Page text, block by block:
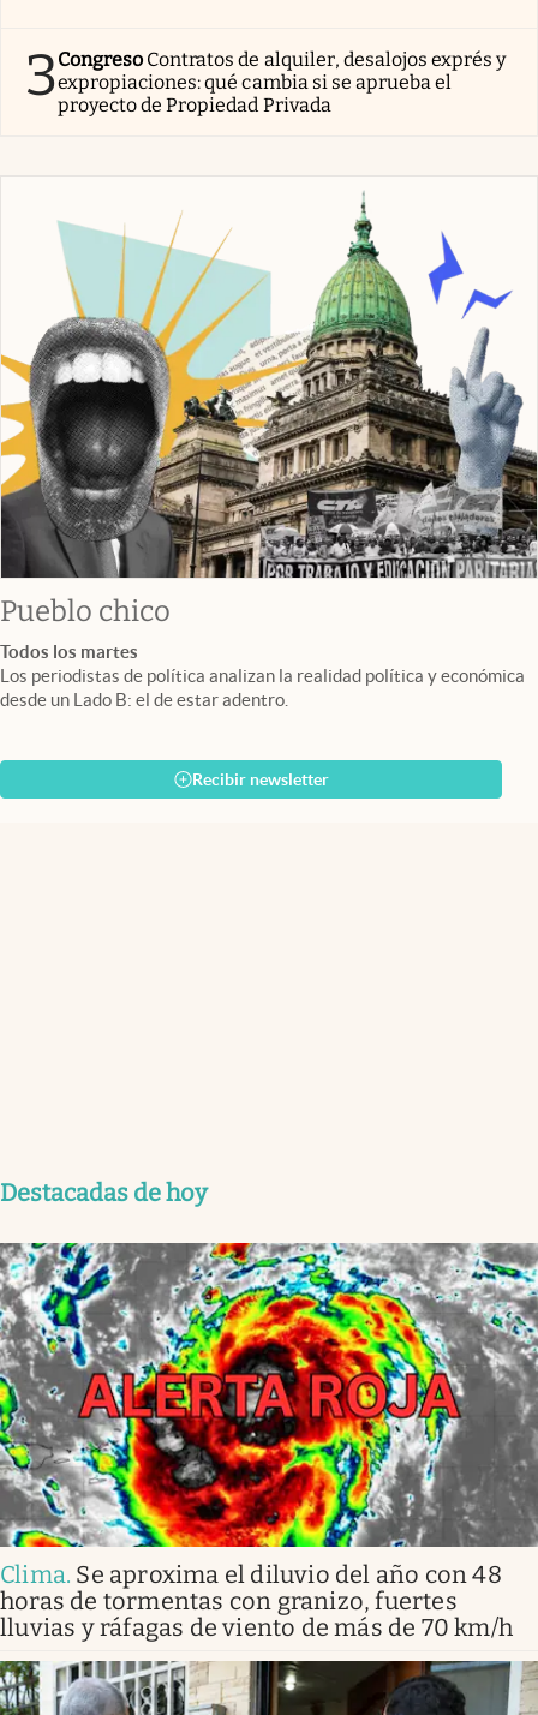
3Congreso Contratos de alquiler, desalojos exprés y
expropiaciones: qué cambia si se aprueba el
proyecto de Propiedad Privada
Pueblo chico
Todos los martes
Los periodistas de política analizan la realidad política y económica
desde un Lado B: el de estar adentro.
Recibir newsletter
Destacadas de hoy
Clima. Se aproxima el diluvio del año con 48
horas de tormentas con granizo, fuertes
lluvias y ráfagas de viento de más de 70 km/h